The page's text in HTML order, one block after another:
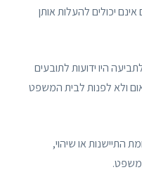
יכולים להעלות אותן
היו ידועות לתובעים
ולא לפנות לבית המשפט
התיישנות או שיהוי,
משפט.